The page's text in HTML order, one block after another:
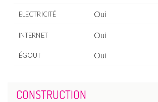
ELECTRICITÉ Oui
INTERNET Oui
ÉGOUT Oui
CONSTRUCTION